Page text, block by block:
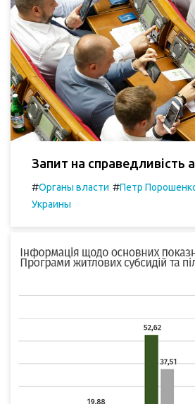
Запит на справедливість
#Органы власти #Петр
Украины